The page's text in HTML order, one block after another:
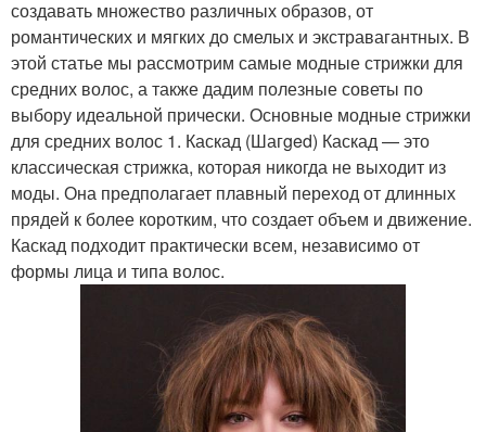
создавать множество различных образов, от
романтических и мягких до смелых и экстравагантных. В
этой статье мы рассмотрим самые модные стрижки для
средних волос, а также дадим полезные советы по
выбору идеальной прически. Основные модные стрижки
для средних волос 1. Каскад (Шагged) Каскад — это
классическая стрижка, которая никогда не выходит из
моды. Она предполагает плавный переход от длинных
прядей к более коротким, что создает объем и движение.
Каскад подходит практически всем, независимо от
формы лица и типа волос.